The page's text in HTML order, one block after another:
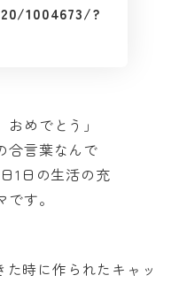
1004673/?
おめでとう」
合言葉なんで
1日の生活の充
す。
時に作られたキャッ